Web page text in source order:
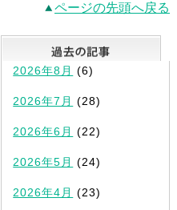
ページの先頭へ戻る
最新記事一覧
2026年8月 (6)
2026年7月 (28)
2026年6月 (22)
2026年5月 (24)
2026年4月 (23)